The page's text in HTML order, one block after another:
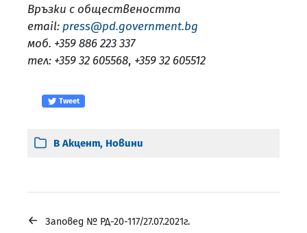
Връзки с обществеността
email: press@pd.government.bg
моб. +359 886 223 337
тел: +359 32 605568, +359 32 605512
Tweet
В Акцент, Новини
← Заповед № РД-20-117/27.07.2021г.